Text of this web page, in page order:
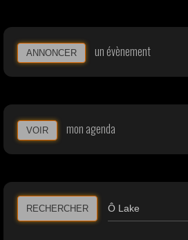
ANNONCER un évènement
VOIR mon agenda
RECHERCHER